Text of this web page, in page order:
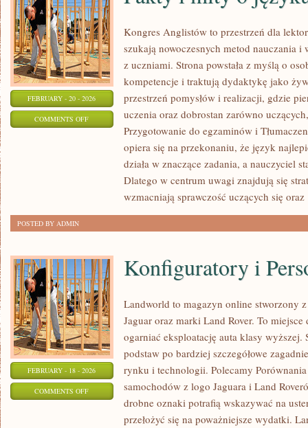
FEBRUARY - 20 - 2026
COMMENTS OFFON
Kongres Anglistów to przestrzeń dla
szukają nowoczesnych metod nauczania
z uczniami. Strona powstała z myślą o
kompetencje i traktują dydaktykę jako
przestrzeń pomysłów i realizacji, gdzie
uczenia oraz dobrostan zarówno
Przygotowanie do egzaminów i
opiera się na przekonaniu, że język
działa w znaczące zadania, a nauczyciel
Dlatego w centrum uwagi znajdują się
wzmacniają sprawczość uczących się oraz
POSTED BY ADMIN
FEBRUARY - 18 - 2026
COMMENTS OFFON
KONFIGURATORY
Konfiguratory i
Landworld to magazyn online stworzony
Jaguar oraz marki Land Rover. To
ogarniać eksploatację auta klasy
podstaw po bardziej szczegółowe
rynku i technologii. Polecamy
samochodów z logo Jaguara i Land
drobne oznaki potrafią wskazywać na
przełożyć się na poważniejsze wydatki.